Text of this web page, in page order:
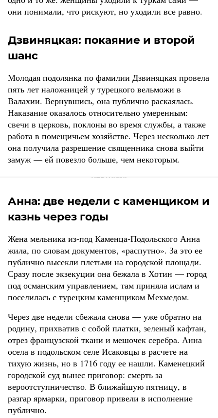
они понимали, что рискуют, но уходили все равно.
Дзвиняцкая: покаяние и второй
шанс
Молодая подолянка по фамилии Дзвиняцкая провела
пять лет наложницей у турецкого вельможи в
Валахии. Вернувшись, она публично раскаялась.
Наказание оказалось относительно умеренным:
свечи в церковь, поклоны во время службы, а также
работа в помещичьем хозяйстве. Через несколько лет
она получила разрешение священника снова выйти
замуж — ей повезло больше, чем некоторым.
Анна: две недели с каменщиком и
казнь через годы
Жена мельника из-под Каменца-Подольского Анна
жила, по словам документов, «распутно». За это ее
публично высекли плетьми на городской площади.
Сразу после экзекуции она бежала в Хотин — город
под османским управлением, там приняла ислам и
поселилась с турецким каменщиком Мехмедом.
Через две недели сбежала снова — уже обратно на
родину, прихватив с собой платки, зеленый кафтан,
отрез французской ткани и мешочек серебра. Анна
осела в подольском селе Исаковцы в расчете на
тихую жизнь, но в 1716 году ее нашли. Каменецкий
городской суд вынес приговор: смерть за
вероотступничество. В ближайшую пятницу, в
разгар ярмарки, приговор привели в исполнение
публично.